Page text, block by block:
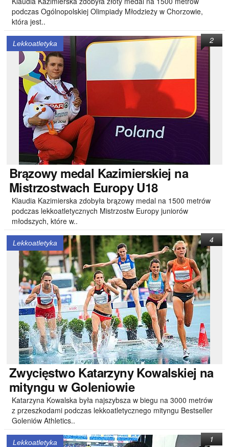
podczas Ogólnopolskiej Olimpiady Młodzieży w Chorzowie,
która jest..
Lekkoatletyka
Brązowymedal Kazimierskiej na
Mistrzostwach Europy U18
Klaudia Kazimierska zdobyła brązowy medal na 1500 metrów
podczas lekkoatletycznych Mistrzostw Europy juniorów
młodszych, które w..
2
Lekkoatletyka
Zwycięstwo Katarzyny Kowalskiej na
mityngu w Goleniowie
Katarzyna Kowalska była najszybsza w biegu na 3000 metrów
z przeszkodami podczas lekkoatletycznego mityngu Bestseller
Goleniów Athletics..
4
Lekkoatletyka 1